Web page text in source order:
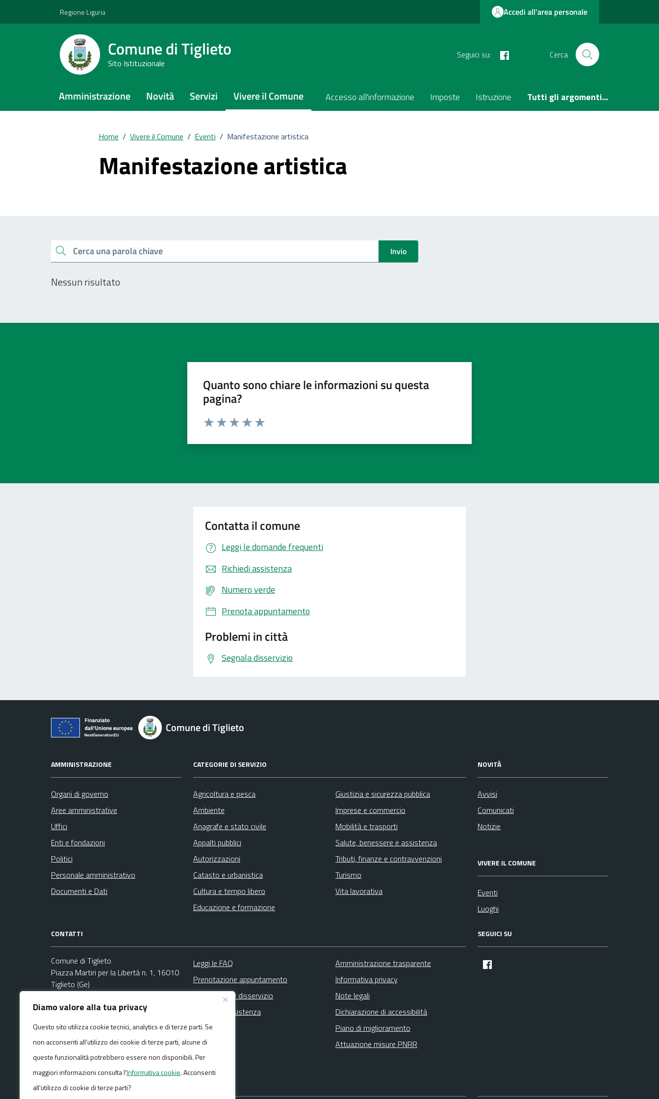
Diamo valore alla tua privacy
Questo sito utilizza cookie tecnici, analytics e di terze parti. Se
non acconsenti all'utilizzo dei cookie di terze parti, alcune di
queste funzionalità potrebbero essere non disponibili. Per
maggiori informazioni consulta l'Informativa cookie. Acconsenti
all'utilizzo di cookie di terze parti?
Regione Liguria Accedi all'area personale
Comune di Tiglieto
Sito Istituzionale
Seguici su: Cerca
Amministrazione Novità Servizi Vivere il Comune Accesso all'informazione Imposte Istruzione Tutti gli argomenti...
Home / Vivere il Comune / Eventi / Manifestazione artistica
Manifestazione artistica
Cerca una parola chiave Invio
Nessun risultato
Quanto sono chiare le informazioni su questa
pagina?
Contatta il comune
Leggi le domande frequenti
Richiedi assistenza
Numero verde
Prenota appuntamento
Problemi in città
Segnala disservizio
Comune di Tiglieto
AMMINISTRAZIONE
Organi di governo
Aree amministrative
Uffici
Enti e fondazioni
Politici
Personale amministrativo
Documenti e Dati
CATEGORIE DI SERVIZIO
Agricoltura e pesca
Ambiente
Anagrafe e stato civile
Appalti pubblici
Autorizzazioni
Catasto e urbanistica
Cultura e tempo libero
Educazione e formazione
Giustizia e sicurezza pubblica
Imprese e commercio
Mobilità e trasporti
Salute, benessere e assistenza
Tributi, finanze e contravvenzioni
Turismo
Vita lavorativa
NOVITÀ
Avvisi
Comunicati
Notizie
VIVERE IL COMUNE
Eventi
Luoghi
CONTATTI
Comune di Tiglieto
Piazza Martiri per la Libertà n. 1, 16010
Tiglieto (Ge)
Email:info@comune.tiglieto.ge.it
PEC:comune.tiglieto@pec.it
Centralino unico: +39 010 929001
Leggi le FAQ
Prenotazione appuntamento
Segnalazione disservizio
Richiesta assistenza
Amministrazione trasparente
Informativa privacy
Note legali
Dichiarazione di accessibilità
Piano di miglioramento
Attuazione misure PNRR
SEGUICI SU